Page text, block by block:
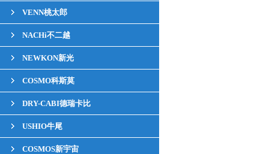
VENN桃太郎
NACHi不二越
NEWKON新光
COSMO科斯莫
DRY-CABI德瑞卡比
USHIO牛尾
COSMOS新宇宙